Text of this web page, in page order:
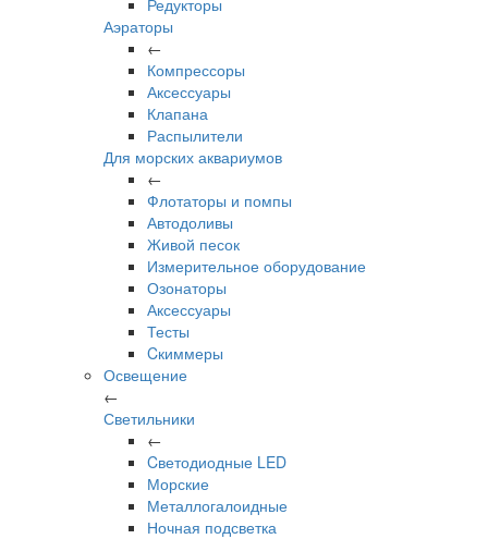
Редукторы
Аэраторы
←
Компрессоры
Аксессуары
Клапана
Распылители
Для морских аквариумов
←
Флотаторы и помпы
Автодоливы
Живой песок
Измерительное оборудование
Озонаторы
Аксессуары
Тесты
Cкиммеры
Освещение
←
Светильники
←
Cветодиодные LED
Морские
Металлогалоидные
Ночная подсветка